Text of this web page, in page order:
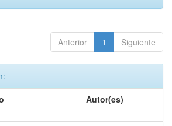
Anterior 1 Siguiente
Autor(es)